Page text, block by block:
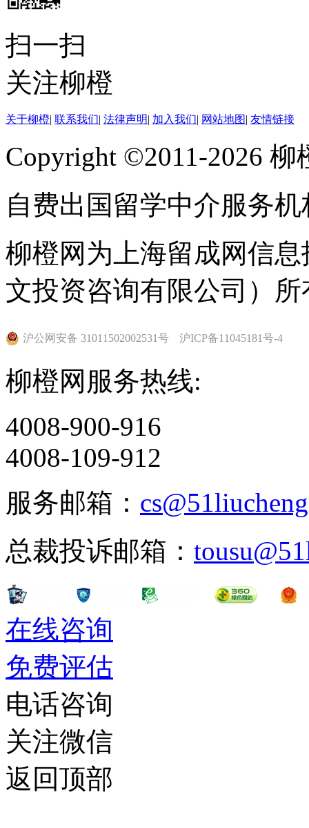
扫一扫
关注柳橙
关于柳橙| 联系我们| 法律声明| 加入我们| 网站地图| 友情链接
Copyright ©2011-2026
自费出国留学中介服务
柳橙网为上海留成网信
文投资咨询有限公司）所
沪公网安备 31011502002531号 沪ICP备11045181号-4
柳橙网服务热线:
4008-900-916
4008-109-912
服务邮箱：
总裁投诉邮箱：
在线咨询
免费评估
电话咨询
关注微信
返回顶部